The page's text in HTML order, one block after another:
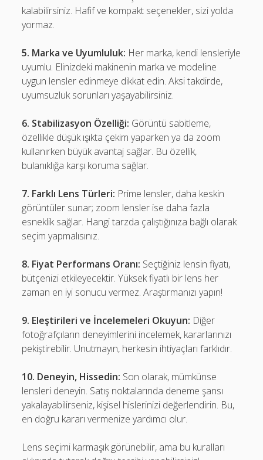
kalabilirsiniz. Hafif ve kompakt seçenekler, sizi yolda
yormaz.
5. Marka ve Uyumluluk: Her marka, kendi lensleriyle
uyumlu. Elinizdeki makinenin marka ve modeline
uygun lensler edinmeye dikkat edin. Aksi takdirde,
uyumsuzluk sorunları yaşayabilirsiniz.
6. Stabilizasyon Özelliği: Görüntü sabitleme,
özellikle düşük ışıkta çekim yaparken ya da zoom
kullanırken büyük avantaj sağlar. Bu özellik,
bulanıklığa karşı koruma sağlar.
7. Farklı Lens Türleri: Prime lensler, daha keskin
görüntüler sunar; zoom lensler ise daha fazla
esneklik sağlar. Hangi tarzda çalıştığınıza bağlı olarak
seçim yapmalısınız.
8. Fiyat Performans Oranı: Seçtiğiniz lensin fiyatı,
bütçenizi etkileyecektir. Yüksek fiyatlı bir lens her
zaman en iyi sonucu vermez. Araştırmanızı yapın!
9. Eleştirileri ve İncelemeleri Okuyun: Diğer
fotoğrafçıların deneyimlerini incelemek, kararlarınızı
pekiştirebilir. Unutmayın, herkesin ihtiyaçları farklıdır.
10. Deneyin, Hissedin: Son olarak, mümkünse
lensleri deneyin. Satış noktalarında deneme şansı
yakalayabilirseniz, kişisel hislerinizi değerlendirin. Bu,
en doğru kararı vermenize yardımcı olur.
Lens seçimi karmaşık görünebilir, ama bu kuralları